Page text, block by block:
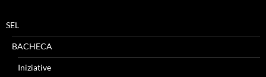
SEL
BACHECA
Iniziative